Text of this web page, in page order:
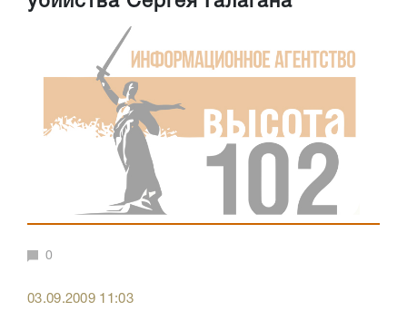
0
03.09.2009 11:03